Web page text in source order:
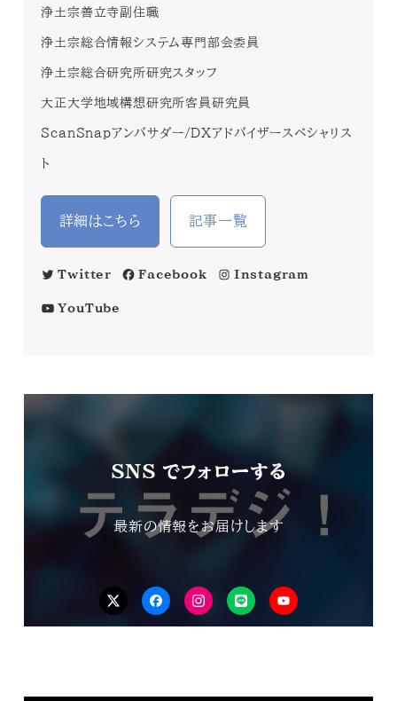
浄土宗善立寺副住職
浄土宗総合情報システム専門部会委員
浄土宗総合研究所研究スタッフ
大正大学地域構想研究所客員研究員
ScanSnapアンバサダー/DXアドバイザースペシャリス
ト
詳細はこちら 記事一覧
Twitter Facebook Instagram
YouTube
SNS でフォローする
最新の情報をお届けします
Tw FB isntaLINE YouTube